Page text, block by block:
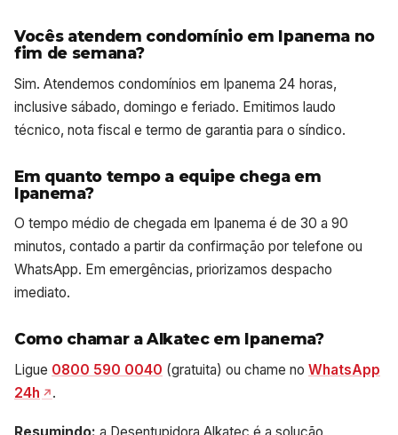
Vocês atendem condomínio em Ipanema no
fim de semana?
Sim. Atendemos condomínios em Ipanema 24 horas,
inclusive sábado, domingo e feriado. Emitimos laudo
técnico, nota fiscal e termo de garantia para o síndico.
Em quanto tempo a equipe chega em
Ipanema?
O tempo médio de chegada em Ipanema é de 30 a 90
minutos, contado a partir da confirmação por telefone ou
WhatsApp. Em emergências, priorizamos despacho
imediato.
Como chamar a Alkatec em Ipanema?
Ligue 0800 590 0040 (gratuita) ou chame no WhatsApp
24h
.
Resumindo: a Desentupidora Alkatec é a solução